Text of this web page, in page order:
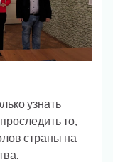
узнать
то,
страны на